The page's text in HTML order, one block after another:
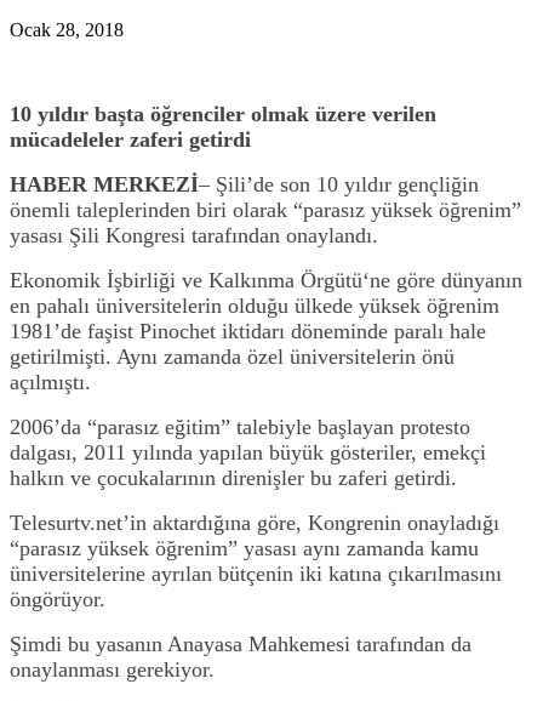
Ocak 28, 2018
10 yıldır başta öğrenciler olmak üzere verilen
mücadeleler zaferi getirdi
HABER MERKEZİ– Şili’de son 10 yıldır gençliğin
önemli taleplerinden biri olarak “parasız yüksek öğrenim”
yasası Şili Kongresi tarafından onaylandı.
Ekonomik İşbirliği ve Kalkınma Örgütü‘ne göre dünyanın
en pahalı üniversitelerin olduğu ülkede yüksek öğrenim
1981’de faşist Pinochet iktidarı döneminde paralı hale
getirilmişti. Aynı zamanda özel üniversitelerin önü
açılmıştı.
2006’da “parasız eğitim” talebiyle başlayan protesto
dalgası, 2011 yılında yapılan büyük gösteriler, emekçi
halkın ve çocukalarının direnişler bu zaferi getirdi.
Telesurtv.net’in aktardığına göre, Kongrenin onayladığı
“parasız yüksek öğrenim” yasası aynı zamanda kamu
üniversitelerine ayrılan bütçenin iki katına çıkarılmasını
öngörüyor.
Şimdi bu yasanın Anayasa Mahkemesi tarafından da
onaylanması gerekiyor.